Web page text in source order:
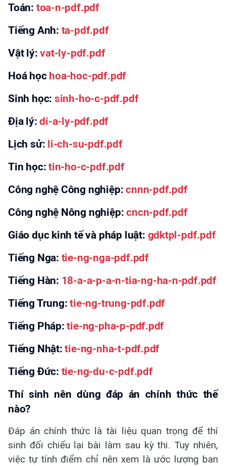
Toán: toa-n-pdf.pdf
Tiếng Anh: ta-pdf.pdf
Vật lý:vat-ly-pdf.pdf
Hoá học hoa-hoc-pdf.pdf
Sinh học: sinh-ho-c-pdf.pdf
Địa lý:di-a-ly-pdf.pdf
Lịch sử: li-ch-su-pdf.pdf
Tin học:tin-ho-c-pdf.pdf
Công nghệ Công nghiệp:cnnn-pdf.pdf
Công nghệ Nông nghiệp:cncn-pdf.pdf
Giáo dục kinh tế và pháp luật: gdktpl-pdf.pdf
Tiếng Nga: tie-ng-nga-pdf.pdf
Tiếng Hàn: 18-a-a-p-a-n-tia-ng-ha-n-pdf.pdf
Tiếng Trung:tie-ng-trung-pdf.pdf
Tiếng Pháp:tie-ng-pha-p-pdf.pdf
Tiếng Nhật:tie-ng-nha-t-pdf.pdf
Tiếng Đức: tie-ng-du-c-pdf.pdf
Thí sinh nên dùng đáp án chính thức thế
nào?
Đáp án chính thức là tài liệu quan trọng để thí
sinh đối chiếu lại bài làm sau kỳ thi. Tuy nhiên,
việc tự tính điểm chỉ nên xem là ước lượng ban